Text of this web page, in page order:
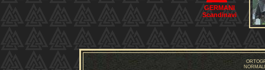
GERMANI
Scandinavi